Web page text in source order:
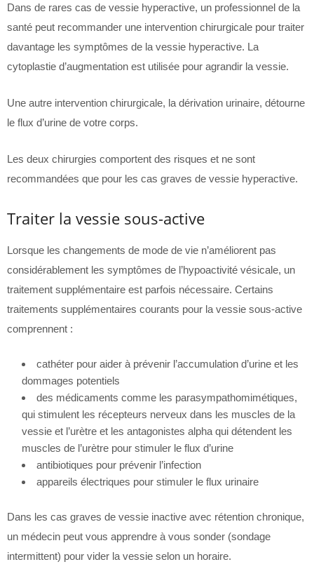
Dans de rares cas de vessie hyperactive, un professionnel de la
santé peut recommander une intervention chirurgicale pour traiter
davantage les symptômes de la vessie hyperactive. La
cytoplastie d’augmentation est utilisée pour agrandir la vessie.
Une autre intervention chirurgicale, la dérivation urinaire, détourne
le flux d’urine de votre corps.
Les deux chirurgies comportent des risques et ne sont
recommandées que pour les cas graves de vessie hyperactive.
Traiter la vessie sous-active
Lorsque les changements de mode de vie n’améliorent pas
considérablement les symptômes de l’hypoactivité vésicale, un
traitement supplémentaire est parfois nécessaire. Certains
traitements supplémentaires courants pour la vessie sous-active
comprennent :
cathéter pour aider à prévenir l’accumulation d’urine et les
dommages potentiels
des médicaments comme les parasympathomimétiques,
qui stimulent les récepteurs nerveux dans les muscles de la
vessie et l’urètre et les antagonistes alpha qui détendent les
muscles de l’urètre pour stimuler le flux d’urine
antibiotiques pour prévenir l’infection
appareils électriques pour stimuler le flux urinaire
Dans les cas graves de vessie inactive avec rétention chronique,
un médecin peut vous apprendre à vous sonder (sondage
intermittent) pour vider la vessie selon un horaire.